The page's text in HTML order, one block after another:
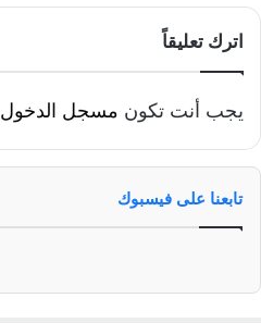
اترك تعليقاً
يجب أنت تكون مسجل الدخول
تابعنا على فيسبوك